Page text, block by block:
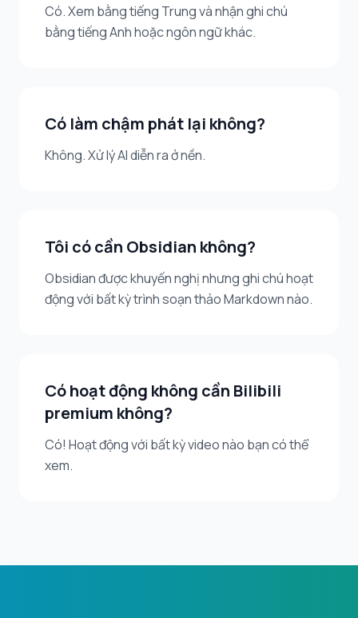
Có. Xem bằng tiếng Trung và nhận ghi chú
bằng tiếng Anh hoặc ngôn ngữ khác.
Có làm chậm phát lại không?
Không. Xử lý AI diễn ra ở nền.
Tôi có cần Obsidian không?
Obsidian được khuyến nghị nhưng ghi chú hoạt
động với bất kỳ trình soạn thảo Markdown nào.
Có hoạt động không cần Bilibili
premium không?
Có! Hoạt động với bất kỳ video nào bạn có thể
xem.